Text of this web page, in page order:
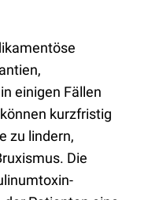
einigen Fällen
kurzfristig
zu lindern,
Die